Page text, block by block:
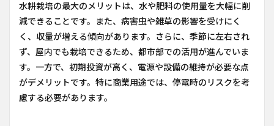
水耕栽培の最大のメリットは、水や肥料の使用量を大幅に削
減できることです。また、病害虫や雑草の影響を受けにく
く、収量が増える傾向があります。さらに、季節に左右され
ず、屋内でも栽培できるため、都市部での活用が進んでいま
す。一方で、初期投資が高く、電源や設備の維持が必要な点
がデメリットです。特に商業用途では、停電時のリスクを考
慮する必要があります。